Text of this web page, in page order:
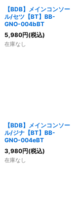
【BDB】メインコンソー
ル/セツ【BT】BB-
GNO-004bBT
5,980円(税込)
在庫なし
【BDB】メインコンソー
ル/ジナ【BT】BB-
GNO-004eBT
3,980円(税込)
在庫なし